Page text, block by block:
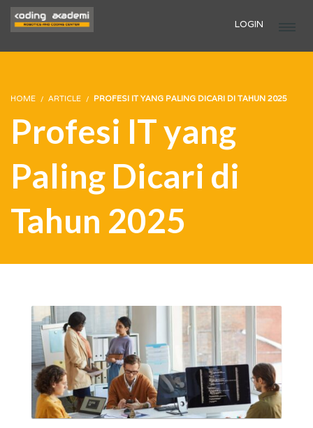
LOGIN
HOME ARTICLE PROFESI IT YANG PALING DICARI DI TAHUN 2025
Profesi IT yang
Paling Dicari di
Tahun 2025